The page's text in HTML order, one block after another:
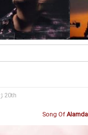
20th ژوئن 2026
Song Of